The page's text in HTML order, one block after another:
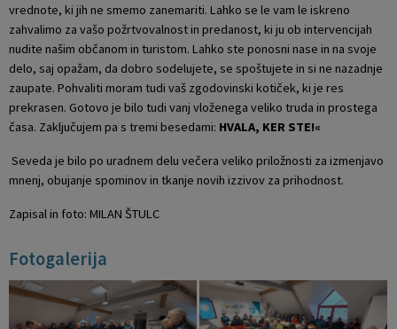
vrednote, ki jih ne smemo zanemariti. Lahko se le vam le iskreno
zahvalimo za vašo požrtvovalnost in predanost, ki ju ob intervencijah
nudite našim občanom in turistom. Lahko ste ponosni nase in na svoje
delo, saj opažam, da dobro sodelujete, se spoštujete in si ne nazadnje
zaupate. Pohvaliti moram tudi vaš zgodovinski kotiček, ki je res
prekrasen. Gotovo je bilo tudi vanj vloženega veliko truda in prostega
časa. Zaključujem pa s tremi besedami: HVALA, KER STE!«
Seveda je bilo po uradnem delu večera veliko priložnosti za izmenjavo
mnenj, obujanje spominov in tkanje novih izzivov za prihodnost.
Zapisal in foto: MILAN ŠTULC
Fotogalerija